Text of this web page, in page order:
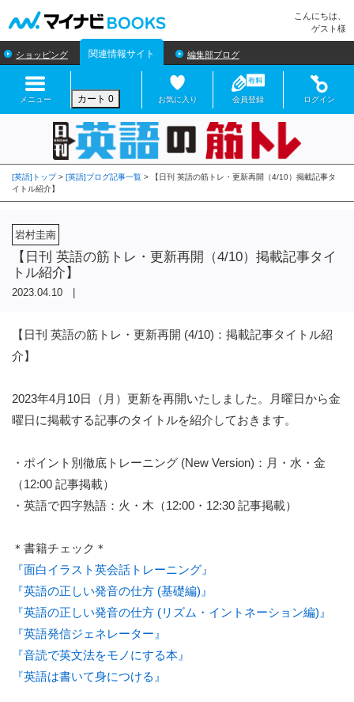
こんにちは、
ゲスト様
ショッピング 関連情報サイト 編集部ブログ
メニュー カート 0 お気に入り 会員登録 ログイン
[英語]トップ> [英語]ブログ記事一覧 >
岩村圭南
【日刊 英語の筋トレ・更新再開（4/10）掲載記事タイ
トル紹介】
2023.04.10 |
【日刊 英語の筋トレ・更新再開 (4/10)：掲載記事タイトル紹
介】
2023年4月10日（月）更新を再開いたしました。月曜日から金
曜日に掲載する記事のタイトルを紹介しておきます。
・ポイント別徹底トレーニング (New Version)：月・水・金
（12:00 記事掲載）
・英語で四字熟語：火・木（12:00・12:30 記事掲載）
＊書籍チェック＊
『面白イラスト英会話トレーニング』
『英語の正しい発音の仕方 (基礎編)』
『英語の正しい発音の仕方 (リズム・イントネーション編)』
『英語発信ジェネレーター』
『音読で英文法をモノにする本』
『英語は書いて身につける』